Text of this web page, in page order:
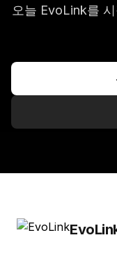
오늘 EvoLink를